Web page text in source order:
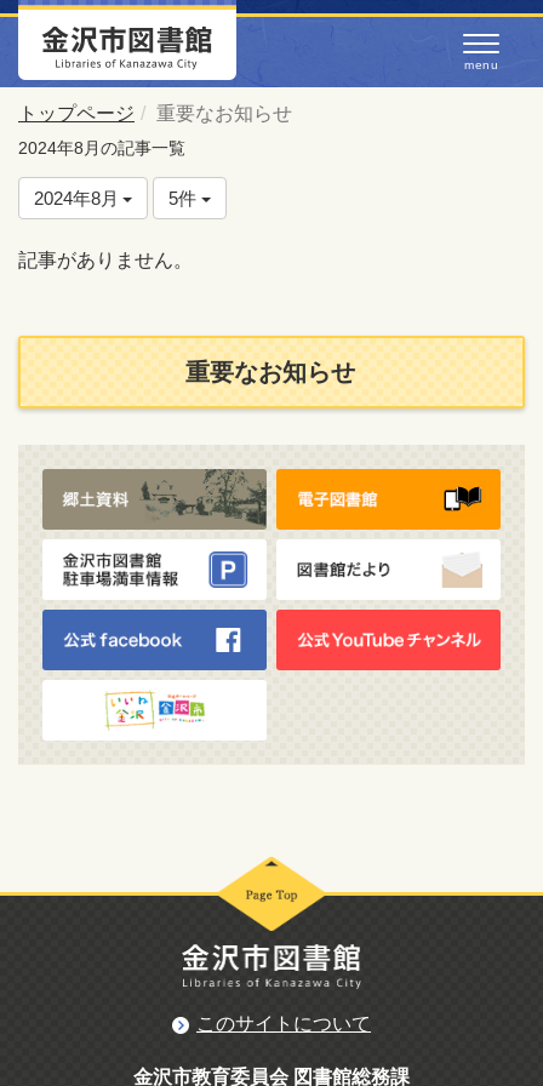
トップページ 重要なお知らせ
2024年8月の記事一覧
2024年8月 5件
記事がありません。
重要なお知らせ
このサイトについて
金沢市教育委員会 図書館総務課